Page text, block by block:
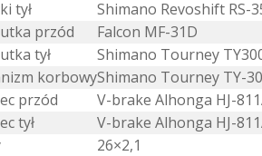
tył
Shimano Revoshift RS-
przód
Falcon MF-31D
tył
Shimano Tourney
korbowyShimano Tourney TY-
przód
V-brake Alhonga HJ-
tył
V-brake Alhonga HJ-
26×2,1